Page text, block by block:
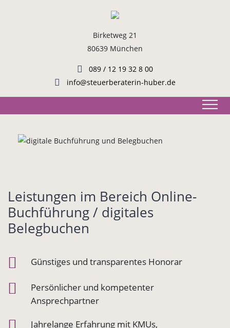
Birketweg 21
80639 München
089 / 12 19 32 8 00
info@steuerberaterin-huber.de
Leistungen im Bereich Online-
Buchführung / digitales
Belegbuchen
Günstiges und transparentes Honorar
Persönlicher und kompetenter
Ansprechpartner
Jahrelange Erfahrung mit KMUs,